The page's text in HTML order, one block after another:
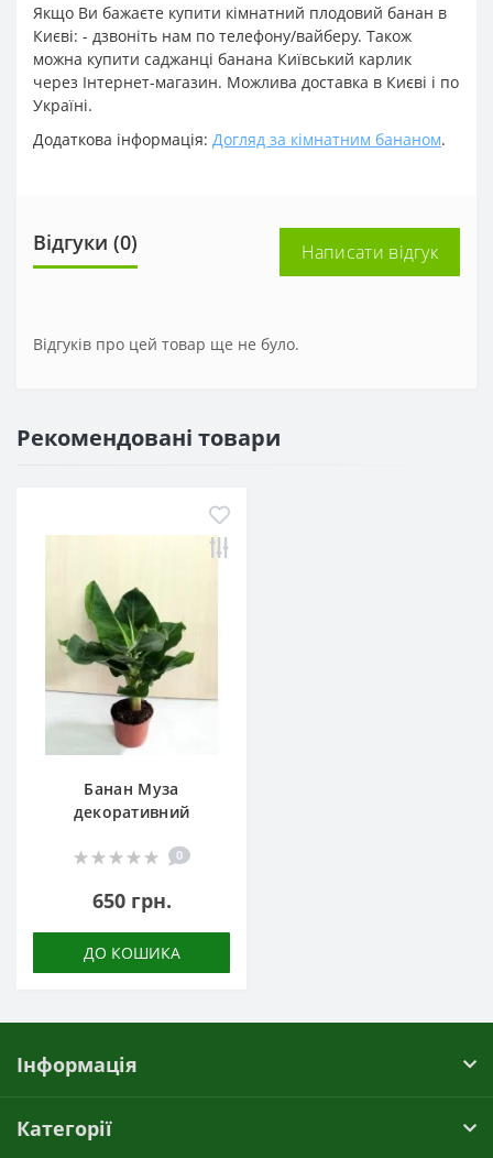
Якщо Ви бажаєте купити кімнатний плодовий банан в
Києві: - дзвоніть нам по телефону/вайберу. Також
можна купити саджанці банана Київський карлик
через Інтернет-магазин. Можлива доставка в Києві і по
Україні.
Додаткова інформація: Догляд за кімнатним бананом.
Відгуки (0) Написати відгук
Відгуків про цей товар ще не було.
Рекомендовані товари
Банан Муза
декоративний
0
650 грн.
ДО КОШИКА
Інформація
Категорії